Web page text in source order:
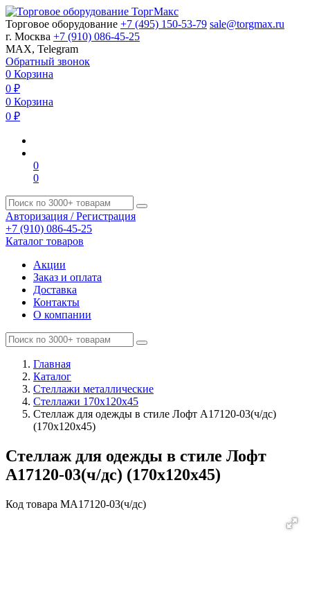
Торговое оборудование +7 (495) 150-53-79 sale@torgmax.ru
г. Москва +7 (910) 086-45-25
MAX, Telegram
Обратный звонок
0 Корзина
0 ₽
0 Корзина
0 ₽
0
0
Авторизация / Регистрация
+7 (910) 086-45-25
Каталог товаров
Акции
Заказ и оплата
Доставка
Контакты
О компании
Главная
Каталог
Стеллажи металлические
Стеллажи 170х120х45
Стеллаж для одежды в стиле Лофт A17120-03(ч/дс)
(170х120х45)
Стеллаж для одежды в стиле Лофт
A17120-03(ч/дс) (170х120х45)
Код товара MA17120-03(ч/дс)